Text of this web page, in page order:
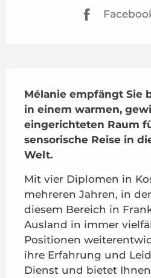
Mélanie empfängt Sie
in einem warmen,
eingerichteten Raum
sensorische Reise in
Welt.
Mit vier Diplomen in
mehreren Jahren, in
diesem Bereich in
Ausland in immer
Positionen
ihre Erfahrung und
Dienst und bietet